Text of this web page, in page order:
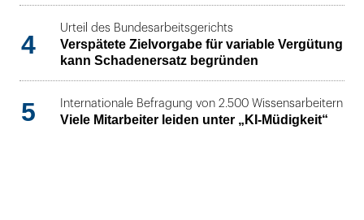
4
Urteil des Bundesarbeitsgerichts
Verspätete Zielvorgabe für variable Vergütung
kann Schadenersatz begründen
5 Internationale Befragung von 2.500 Wissensarbeitern
Viele Mitarbeiter leiden unter „KI-Müdigkeit“